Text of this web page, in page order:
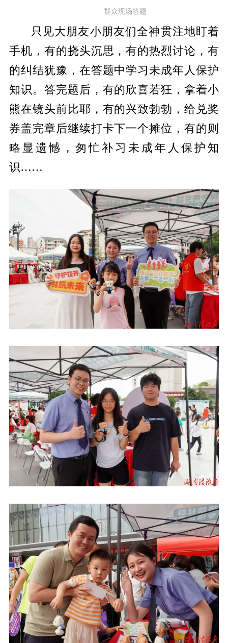
群众现场答题
只见大朋友小朋友们全神贯注地盯着
手机，有的挠头沉思，有的热烈讨论，有
的纠结犹豫，在答题中学习未成年人保护
知识。答完题后，有的欣喜若狂，拿着小
熊在镜头前比耶，有的兴致勃勃，给兑奖
券盖完章后继续打卡下一个摊位，有的则
略显遗憾，匆忙补习未成年人保护知
识……